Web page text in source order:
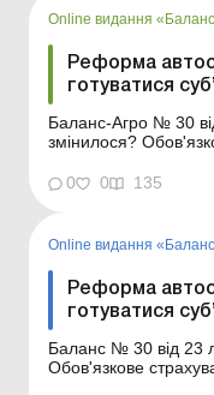
бо почне ді...
Online видання
Реформа
готуватися
Баланс-Агро № 30
змінилося?
засобів (ОСЦПВ), яке
«автоцивілкою», –
0 0 135
Online видання
Реформа
готуватися
Баланс № 30 від 23
Обов'язкове